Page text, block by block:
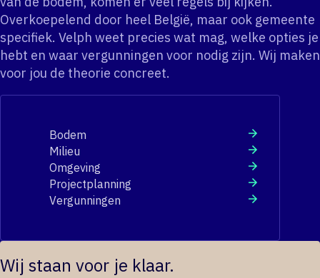
Overkoepelend door heel België, maar ook gemeente
specifiek. Velph weet precies wat mag, welke opties je
hebt en waar vergunningen voor nodig zijn. Wij maken
voor jou de theorie concreet.
Bodem
Milieu
Omgeving
Projectplanning
Vergunningen
Wij staan voor je klaar.